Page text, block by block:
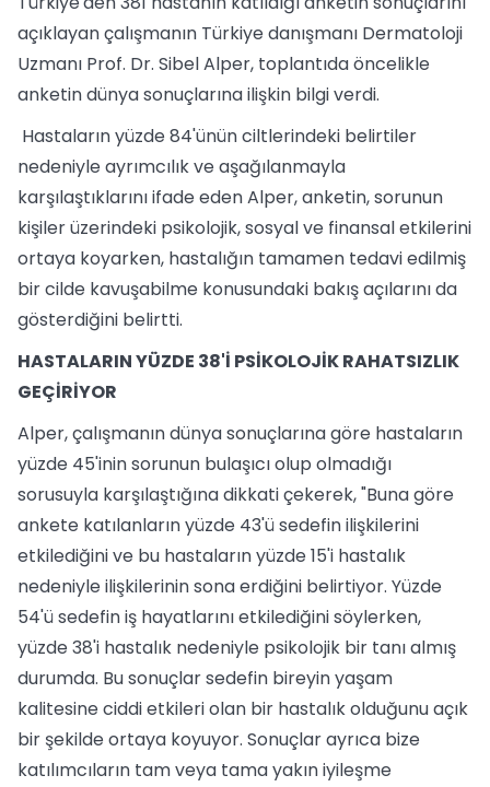
açıklayan çalışmanın Türkiye danışmanı Dermatoloji
Uzmanı Prof. Dr. Sibel Alper, toplantıda öncelikle
anketin dünya sonuçlarına ilişkin bilgi verdi.
Hastaların yüzde 84'ünün ciltlerindeki belirtiler
nedeniyle ayrımcılık ve aşağılanmayla
karşılaştıklarını ifade eden Alper, anketin, sorunun
kişiler üzerindeki psikolojik, sosyal ve finansal etkilerini
ortaya koyarken, hastalığın tamamen tedavi edilmiş
bir cilde kavuşabilme konusundaki bakış açılarını da
gösterdiğini belirtti.
HASTALARIN YÜZDE 38'İ PSİKOLOJİK RAHATSIZLIK
GEÇİRİYOR
Alper, çalışmanın dünya sonuçlarına göre hastaların
yüzde 45'inin sorunun bulaşıcı olup olmadığı
sorusuyla karşılaştığına dikkati çekerek, "Buna göre
ankete katılanların yüzde 43'ü sedefin ilişkilerini
etkilediğini ve bu hastaların yüzde 15'i hastalık
nedeniyle ilişkilerinin sona erdiğini belirtiyor. Yüzde
54'ü sedefin iş hayatlarını etkilediğini söylerken,
yüzde 38'i hastalık nedeniyle psikolojik bir tanı almış
durumda. Bu sonuçlar sedefin bireyin yaşam
kalitesine ciddi etkileri olan bir hastalık olduğunu açık
bir şekilde ortaya koyuyor. Sonuçlar ayrıca bize
katılımcıların tam veya tama yakın iyileşme